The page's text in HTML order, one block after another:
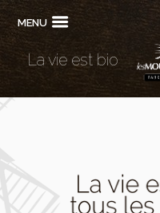
MENU
La vie est bio